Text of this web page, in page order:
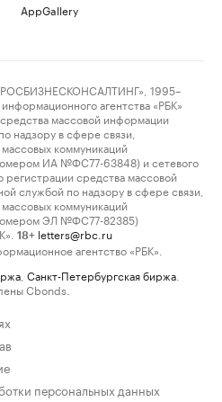
AppGallery
1995–
агентства «РБК»
массовой информации
надзору в сфере связи,
коммуникаций
ИА №ФС77-63848) и сетевого
регистрации средства массовой
службой по надзору в сфере связи,
коммуникаций
ЭЛ №ФС77-82385)
18+ letters@rbc.ru
агентство «РБК».
Санкт-Петербургская биржа
Cbonds.
персональных данных